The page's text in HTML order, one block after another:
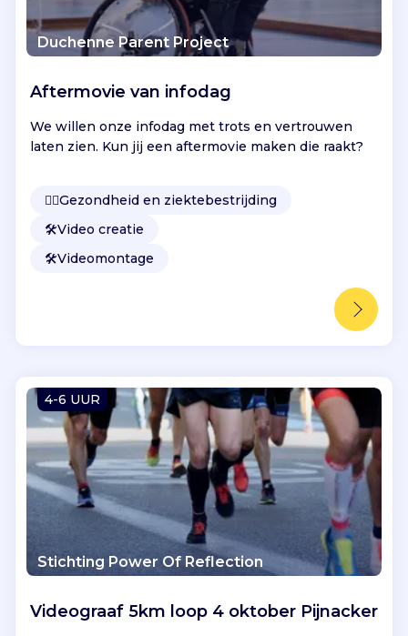
Duchenne Parent Project
Aftermovie van infodag
We willen onze infodag met trots en vertrouwen
laten zien. Kun jij een aftermovie maken die raakt?
👩‍⚕️Gezondheid en ziektebestrijding
🛠️Video creatie
🛠️Videomontage
4-6 UUR
Stichting Power Of Reflection
Videograaf 5km loop 4 oktober Pijnacker